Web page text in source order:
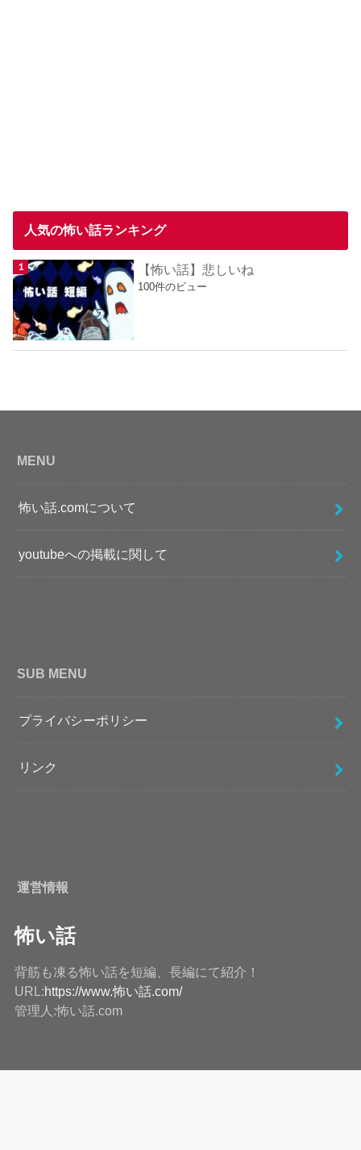
人気の怖い話ランキング
【怖い話】悲しいね
100件のビュー
MENU
怖い話.comについて
youtubeへの掲載に関して
SUB MENU
プライバシーポリシー
リンク
運営情報
怖い話
背筋も凍る怖い話を短編、長編にて紹介！
URL:https://www.怖い話.com/
管理人:怖い話.com